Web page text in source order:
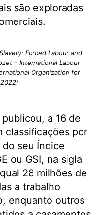
são exploradas
Forced Labour and
– International Labour
Organization for
a 16 de
classificações por
seu Índice
ou GSI, na sigla
28 milhões de
a trabalho
enquanto outros